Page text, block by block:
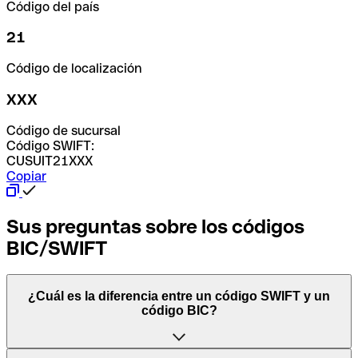
Código del país
21
Código de localización
XXX
Código de sucursal
Código SWIFT:
CUSUIT21XXX
Copiar
Sus preguntas sobre los códigos
BIC/SWIFT
¿Cuál es la diferencia entre un código SWIFT y un
código BIC?